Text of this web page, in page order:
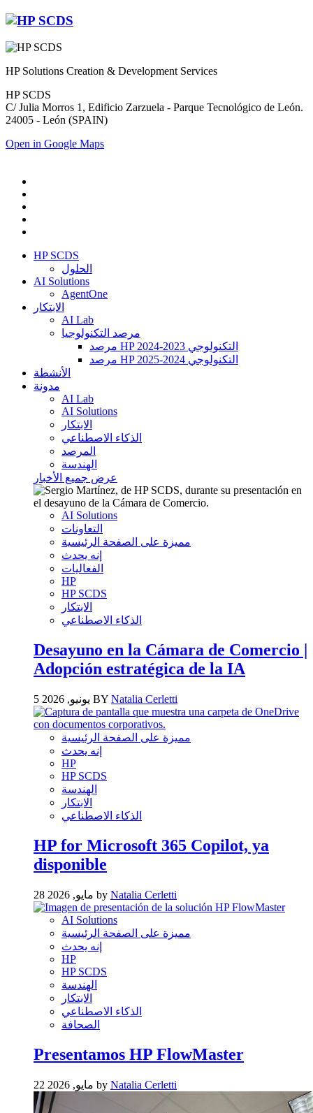
HP Solutions Creation & Development Services
HP SCDS
C/ Julia Morros 1, Edificio Zarzuela - Parque Tecnológico de León.
24005 - León (SPAIN)
Open in Google Maps
HP SCDS
الحلول
AI Solutions
AgentOne
الابتكار
AI Lab
مرصد التكنولوجيا
مرصد HP التكنولوجي 2023-2024
مرصد HP التكنولوجي 2024-2025
الأنشطة
مدونة
AI Lab
AI Solutions
الابتكار
الذكاء الاصطناعي
المرصد
الهندسة
عرض جميع الأخبار
AI Solutions
التعاونات
مميزة على الصفحة الرئيسية
إنه يحدث
الفعاليات
HP
HP SCDS
الابتكار
الذكاء الاصطناعي
Desayuno en la Cámara de Comercio |
Adopción estratégica de la IA
5 يونيو, 2026 BY Natalia Cerletti
مميزة على الصفحة الرئيسية
إنه يحدث
HP
HP SCDS
الهندسة
الابتكار
الذكاء الاصطناعي
HP for Microsoft 365 Copilot, ya
disponible
28 مايو, 2026 by Natalia Cerletti
AI Solutions
مميزة على الصفحة الرئيسية
إنه يحدث
HP
HP SCDS
الهندسة
الابتكار
الذكاء الاصطناعي
الصحافة
Presentamos HP FlowMaster
22 مايو, 2026 by Natalia Cerletti